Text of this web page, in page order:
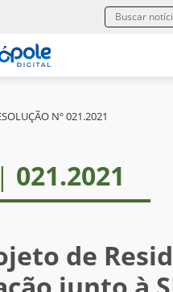
Nº 021.2021
021.2021
de